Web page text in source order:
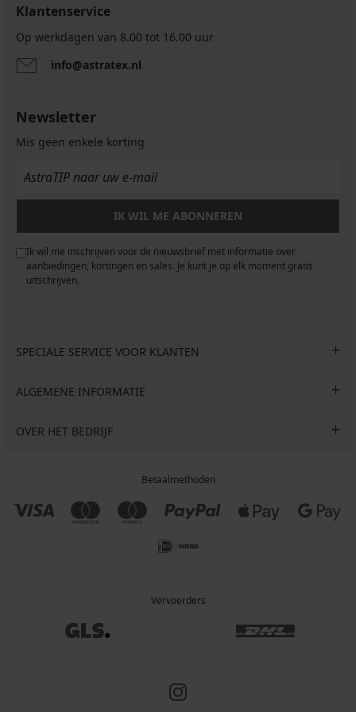
GRATIS
Klantenservice
Op werkdagen van 8.00 tot 16.00 uur
info@astratex.nl
Newsletter
Mis geen enkele korting
IK WIL ME ABONNEREN
Ik wil me inschrijven voor de nieuwsbrief met informatie over
aanbiedingen, kortingen en sales. Je kunt je op elk moment gratis
uitschrijven.
SPECIALE SERVICE VOOR KLANTEN
ALGEMENE INFORMATIE
OVER HET BEDRIJF
Betaalmethoden
Vervoerders